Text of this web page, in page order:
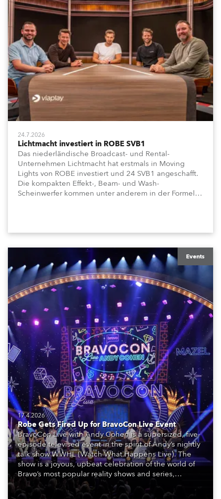
24.7.2026
Lichtmacht investiert in ROBE SVB1
Das niederländische Broadcast- und Rental-
Unternehmen Lichtmacht hat erstmals in Moving
Lights von ROBE investiert und 24 SVB1 angeschafft.
Die kompakten Effekt-, Beam- und Wash-
Scheinwerfer kommen unter anderem in der Formel-
Events
17.4.2026
Robe Gets Fired Up for BravoCon Live Event
BravoCon Live with Andy Cohen is a supersized, five-
episode televised event in the spirit of Andy’s nightly
talk show WWHL (Watch What Happens Live). The
show is a joyous, upbeat celebration of the world of
Bravo’s most popular reality shows and series,
featuring the stars and celebrities (Bravolebrities)
who make them rock.